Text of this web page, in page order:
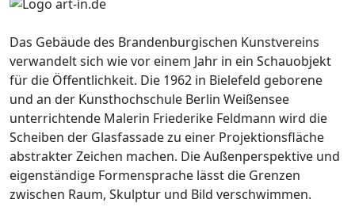
Das Gebäude des Brandenburgischen Kunstvereins
verwandelt sich wie vor einem Jahr in ein Schauobjekt
für die Öffentlichkeit. Die 1962 in Bielefeld geborene
und an der Kunsthochschule Berlin Weißensee
unterrichtende Malerin Friederike Feldmann wird die
Scheiben der Glasfassade zu einer Projektionsfläche
abstrakter Zeichen machen. Die Außenperspektive und
eigenständige Formensprache lässt die Grenzen
zwischen Raum, Skulptur und Bild verschwimmen.